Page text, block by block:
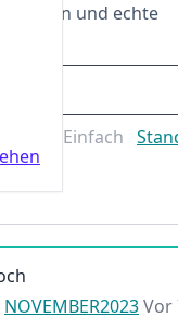
und echte
Einfach
NOVEMBER2023Vor